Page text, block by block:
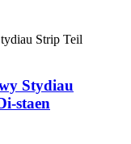
Stydiau
staen